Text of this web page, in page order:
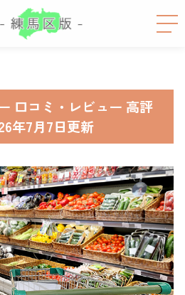
口コミ・レビュー 高評
年7月7日更新